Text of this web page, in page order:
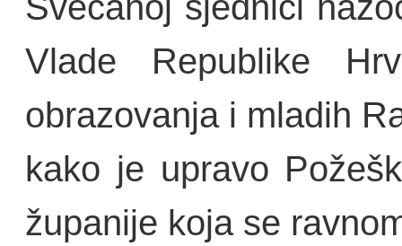
Vlade Republike
obrazovanja i mladih
kako je upravo
županije koja se